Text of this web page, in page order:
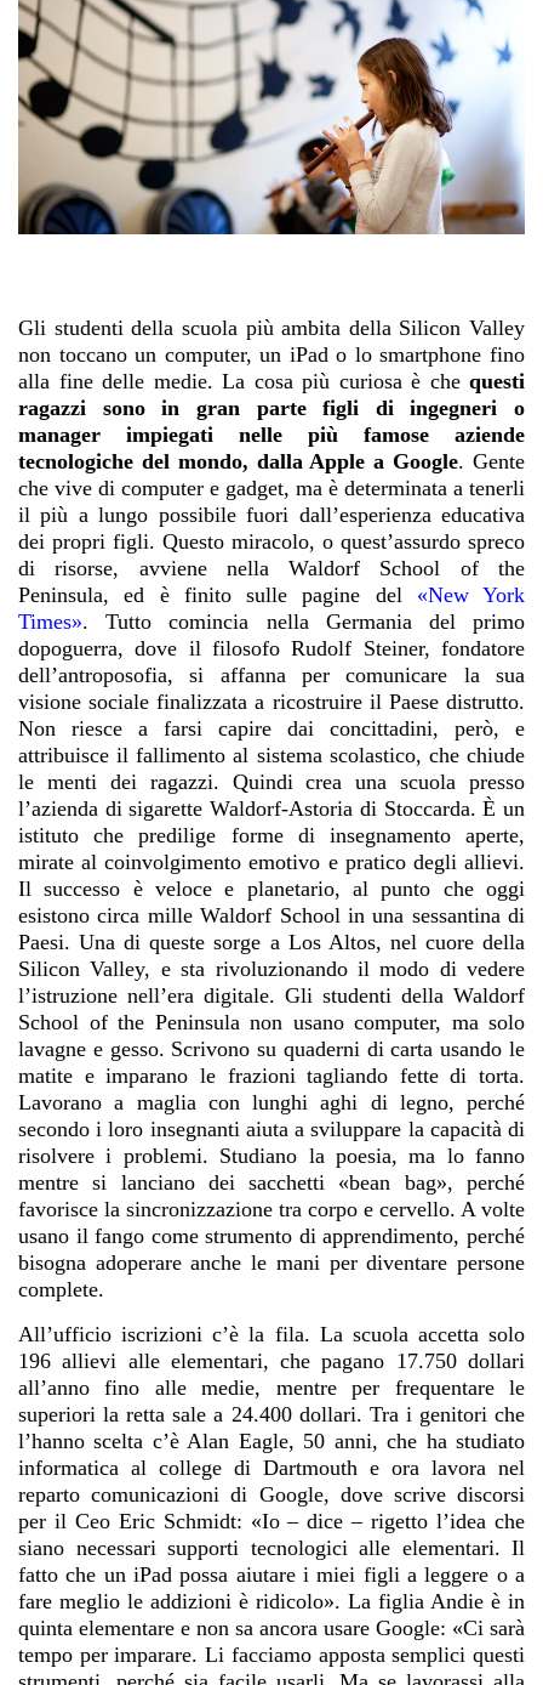
Gli studenti della scuola più ambita della Silicon Valley
non toccano un computer, un iPad o lo smartphone fino
alla fine delle medie. La cosa più curiosa è che questi
ragazzi sono in gran parte figli di ingegneri o
manager impiegati nelle più famose aziende
tecnologiche del mondo, dalla Apple a Google. Gente
che vive di computer e gadget, ma è determinata a tenerli
il più a lungo possibile fuori dall’esperienza educativa
dei propri figli. Questo miracolo, o quest’assurdo spreco
di risorse, avviene nella Waldorf School of the
Peninsula, ed è finito sulle pagine del «New York
Times». Tutto comincia nella Germania del primo
dopoguerra, dove il filosofo Rudolf Steiner, fondatore
dell’antroposofia, si affanna per comunicare la sua
visione sociale finalizzata a ricostruire il Paese distrutto.
Non riesce a farsi capire dai concittadini, però, e
attribuisce il fallimento al sistema scolastico, che chiude
le menti dei ragazzi. Quindi crea una scuola presso
l’azienda di sigarette Waldorf-Astoria di Stoccarda. È un
istituto che predilige forme di insegnamento aperte,
mirate al coinvolgimento emotivo e pratico degli allievi.
Il successo è veloce e planetario, al punto che oggi
esistono circa mille Waldorf School in una sessantina di
Paesi. Una di queste sorge a Los Altos, nel cuore della
Silicon Valley, e sta rivoluzionando il modo di vedere
l’istruzione nell’era digitale. Gli studenti della Waldorf
School of the Peninsula non usano computer, ma solo
lavagne e gesso. Scrivono su quaderni di carta usando le
matite e imparano le frazioni tagliando fette di torta.
Lavorano a maglia con lunghi aghi di legno, perché
secondo i loro insegnanti aiuta a sviluppare la capacità di
risolvere i problemi. Studiano la poesia, ma lo fanno
mentre si lanciano dei sacchetti «bean bag», perché
favorisce la sincronizzazione tra corpo e cervello. A volte
usano il fango come strumento di apprendimento, perché
bisogna adoperare anche le mani per diventare persone
complete.
All’ufficio iscrizioni c’è la fila. La scuola accetta solo
196 allievi alle elementari, che pagano 17.750 dollari
all’anno fino alle medie, mentre per frequentare le
superiori la retta sale a 24.400 dollari. Tra i genitori che
l’hanno scelta c’è Alan Eagle, 50 anni, che ha studiato
informatica al college di Dartmouth e ora lavora nel
reparto comunicazioni di Google, dove scrive discorsi
per il Ceo Eric Schmidt: «Io – dice – rigetto l’idea che
siano necessari supporti tecnologici alle elementari. Il
fatto che un iPad possa aiutare i miei figli a leggere o a
fare meglio le addizioni è ridicolo». La figlia Andie è in
quinta elementare e non sa ancora usare Google: «Ci sarà
tempo per imparare. Li facciamo apposta semplici questi